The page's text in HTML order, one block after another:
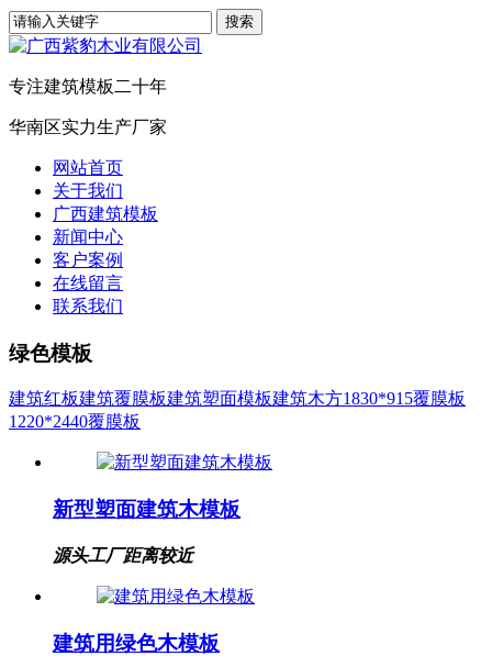
专注建筑模板二十年
华南区实力生产厂家
网站首页
关于我们
广西建筑模板
新闻中心
客户案例
在线留言
联系我们
绿色模板
建筑红板建筑覆膜板建筑塑面模板建筑木方1830*915覆膜板
1220*2440覆膜板
新型塑面建筑木模板
源头工厂距离较近
建筑用绿色木模板